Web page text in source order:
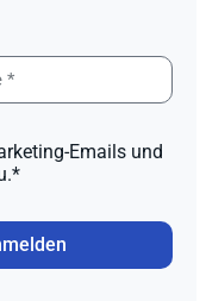
Emails und